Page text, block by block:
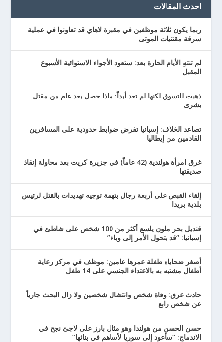
احدث المقالات
ربما يكون ثلاثة موظفين في مقبرة لاهاي قد تعاونوا في عملية
سرقة مقتنيات الموتى
لم تنتهِ الأيام الحارة بعد: ستعود الأجواء الاستوائية الأسبوع
المقبل
ذهبت للتسوق لكنها لم تعد أبداً: ماذا حصل بعد عام من مقتل
بشرى
تصاعد الخلاف: إسبانيا تفرض ضوابط حدودية على المسافرين
القادمين من إيطاليا
غرق امرأة هولندية (42 عاماً) في جزيرة كريت بعد محاولة إنقاذ
صديقتها
إلقاء القبض على أربعة رجال بتهمة توجيه تهديدات بالقتل لرئيس
بلدية بريدا
قنديل بحر ملون يلسع أكثر من 100 شخص على شاطئ في
إسبانيا: “قد يتحول الأمر إلى وباء”
أصغر ضحاياه طفلة عمرها عامين: موظف في مركز رعاية
أطفال مشتبه به بالاعتداء الجنسي على 14 طفل
حادث غرق: وفاة شخص وانتشال شخصين ولا زال البحث جارياً
عن شخص رابع
حسن الحسن من هولندا وهو مثال بارز على لاجئ نجح في
الاندماج: “سأعود إلى سوريا لأساهم في بنائها”